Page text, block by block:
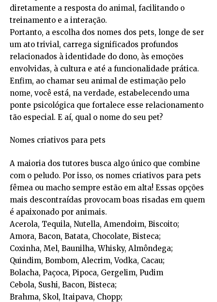
diretamente a resposta do animal, facilitando o
treinamento e a interação.
Portanto, a escolha dos nomes dos pets, longe de ser
um ato trivial, carrega significados profundos
relacionados à identidade do dono, às emoções
envolvidas, à cultura e até a funcionalidade prática.
Enfim, ao chamar seu animal de estimação pelo
nome, você está, na verdade, estabelecendo uma
ponte psicológica que fortalece esse relacionamento
tão especial. E aí, qual o nome do seu pet?
Nomes criativos para pets
A maioria dos tutores busca algo único que combine
com o peludo. Por isso, os nomes criativos para pets
fêmea ou macho sempre estão em alta! Essas opções
mais descontraídas provocam boas risadas em quem
é apaixonado por animais.
Acerola, Tequila, Nutella, Amendoim, Biscoito;
Amora, Bacon, Batata, Chocolate, Bisteca;
Coxinha, Mel, Baunilha, Whisky, Almôndega;
Quindim, Bombom, Alecrim, Vodka, Cacau;
Bolacha, Paçoca, Pipoca, Gergelim, Pudim
Cebola, Sushi, Bacon, Bisteca;
Brahma, Skol, Itaipava, Chopp;